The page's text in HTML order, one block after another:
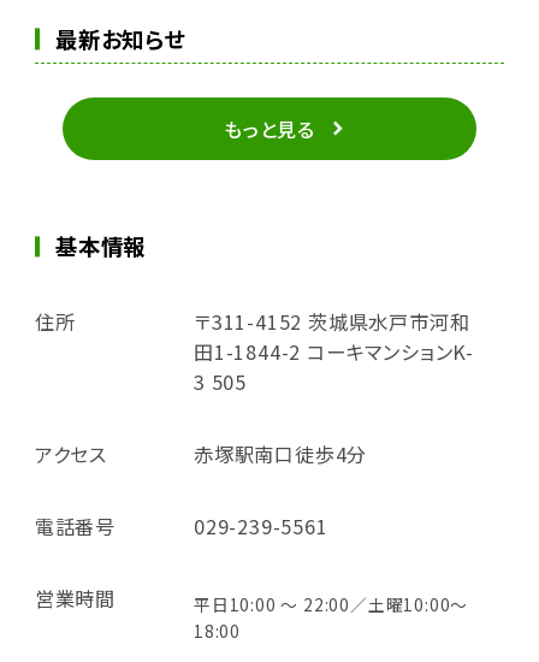
最新お知らせ
もっと見る
基本情報
住所
〒311-4152 茨城県水戸市河和
田1-1844-2 コーキマンションK-
3 505
アクセス 赤塚駅南口徒歩4分
電話番号 029-239-5561
営業時間
平日10:00 ～ 22:00／土曜10:00～
18:00